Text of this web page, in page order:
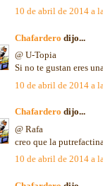
10 de abril de 2014 a
Chafardero dijo...
@ U-Topia
Si no te gustan eres
10 de abril de 2014 a
Chafardero dijo...
@ Rafa
creo que la
10 de abril de 2014 a